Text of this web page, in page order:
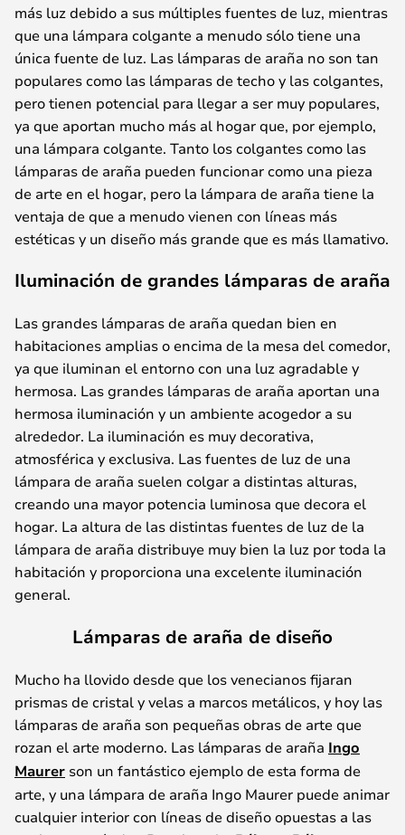
más luz debido a sus múltiples fuentes de luz, mientras
que una lámpara colgante a menudo sólo tiene una
única fuente de luz. Las lámparas de araña no son tan
populares como las lámparas de techo y las colgantes,
pero tienen potencial para llegar a ser muy populares,
ya que aportan mucho más al hogar que, por ejemplo,
una lámpara colgante. Tanto los colgantes como las
lámparas de araña pueden funcionar como una pieza
de arte en el hogar, pero la lámpara de araña tiene la
ventaja de que a menudo vienen con líneas más
estéticas y un diseño más grande que es más llamativo.
Iluminación de grandes lámparas de araña
Las grandes lámparas de araña quedan bien en
habitaciones amplias o encima de la mesa del comedor,
ya que iluminan el entorno con una luz agradable y
hermosa. Las grandes lámparas de araña aportan una
hermosa iluminación y un ambiente acogedor a su
alrededor. La iluminación es muy decorativa,
atmosférica y exclusiva. Las fuentes de luz de una
lámpara de araña suelen colgar a distintas alturas,
creando una mayor potencia luminosa que decora el
hogar. La altura de las distintas fuentes de luz de la
lámpara de araña distribuye muy bien la luz por toda la
habitación y proporciona una excelente iluminación
general.
Lámparas de araña de diseño
Mucho ha llovido desde que los venecianos fijaran
prismas de cristal y velas a marcos metálicos, y hoy las
lámparas de araña son pequeñas obras de arte que
rozan el arte moderno. Las lámparas de araña Ingo
Maurer son un fantástico ejemplo de esta forma de
arte, y una lámpara de araña Ingo Maurer puede animar
cualquier interior con líneas de diseño opuestas a las